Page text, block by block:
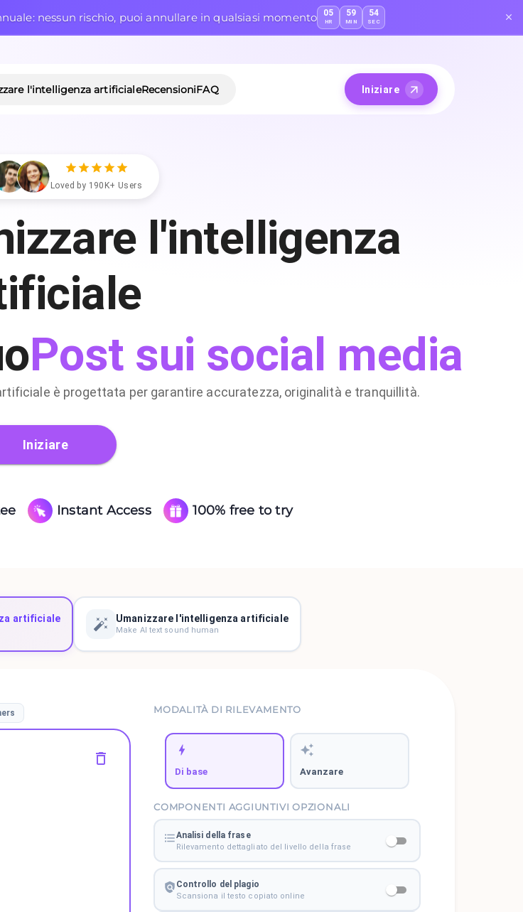
nessun rischio, puoi annullare in qualsiasi momento 05
HR
59
MIN
53
SEC
l'intelligenza artificialeRecensioniFAQ Iniziare
Loved by 190K+ Users
l'intelligenza
Post sui social media
è progettata per garantire accuratezza, originalità e tranquillità.
Iniziare
Instant Access 100% free to try
artificiale Umanizzare l'intelligenza artificiale
Make AI text sound human
MODALITÀ DI RILEVAMENTO
Di base Avanzare
COMPONENTI AGGIUNTIVI OPZIONALI
Analisi della frase
Rilevamento dettagliato del livello della frase
Controllo del plagio
Scansiona il testo copiato online